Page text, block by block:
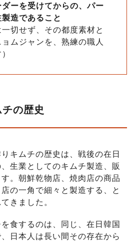
ーを受けてからの、パー
造であること
一切せず、その都度素材と
ムジャンを、熟練の職人
チの歴史
キムチの歴史は、戦後の在日
生業としてのキムチ製造、販
。朝鮮乾物店、焼肉店の商品
の一角で細々と製造する、と
きました。
食するのは、同じ、在日韓国
日本人は長い間その存在から